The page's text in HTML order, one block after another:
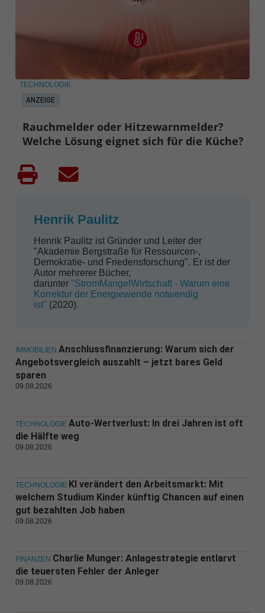
ANZEIGE
TECHNOLOGIE
Rauchmelder oder Hitzewarnmelder?
Welche Lösung eignet sich für die Küche?
Henrik Paulitz
Henrik Paulitz ist Gründer und Leiter der
"Akademie Bergstraße für Ressourcen-,
Demokratie- und Friedensforschung". Er ist der
Autor mehrerer Bücher,
darunter "StromMangelWirtschaft - Warum eine
Korrektur der Energiewende notwendig
ist" (2020).
IMMOBILIEN Anschlussfinanzierung: Warum sich der
Angebotsvergleich auszahlt – jetzt bares Geld
sparen
09.08.2026
TECHNOLOGIE Auto-Wertverlust: In drei Jahren ist oft
die Hälfte weg
09.08.2026
TECHNOLOGIE KI verändert den Arbeitsmarkt: Mit
welchem Studium Kinder künftig Chancen auf einen
gut bezahlten Job haben
09.08.2026
FINANZEN Charlie Munger: Anlagestrategie entlarvt
die teuersten Fehler der Anleger
09.08.2026